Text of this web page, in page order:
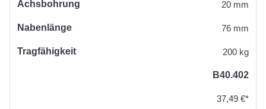
Achsbohrung 20 mm
Nabenlänge 76 mm
Tragfähigkeit 200 kg
B40.402
37,49 €*